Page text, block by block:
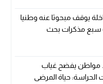
يوقف مبحوثا عنه وطنيا
سبع مذكرات بحث
مواطن يفضح غياب
الحراسة: حياة المرضى